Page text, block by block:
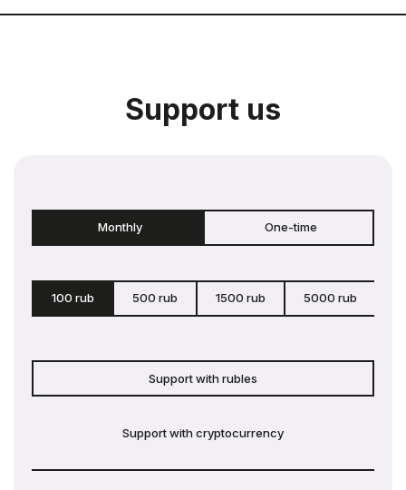
Support us
Monthly One-time
100 rub 500 rub 1500 rub 5000 rub
Support with rubles
Support with cryptocurrency